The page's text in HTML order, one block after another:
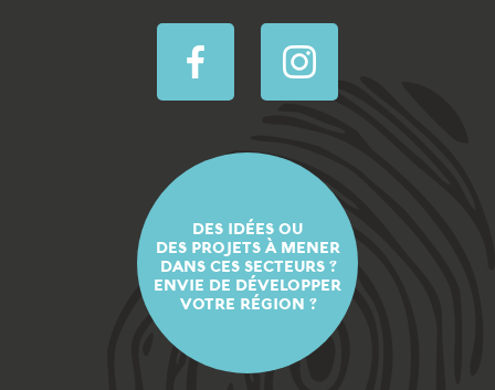
DES IDÉES OU
DES PROJETS À MENER
DANS CES SECTEURS ?
ENVIE DE DÉVELOPPER
VOTRE RÉGION ?